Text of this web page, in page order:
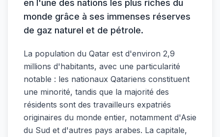
en l'une des nations les plus riches du
monde grâce à ses immenses réserves
de gaz naturel et de pétrole.
La population du Qatar est d'environ 2,9
millions d'habitants, avec une particularité
notable : les nationaux Qatariens constituent
une minorité, tandis que la majorité des
résidents sont des travailleurs expatriés
originaires du monde entier, notamment d'Asie
du Sud et d'autres pays arabes. La capitale,